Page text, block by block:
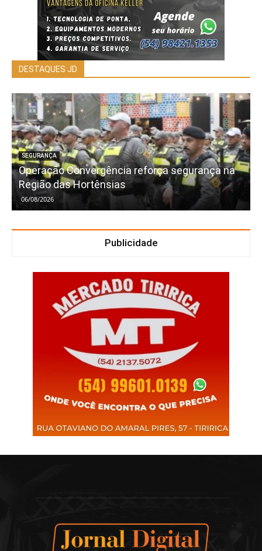
DESTAQUES JD
SEGURANÇA
Operação Convergência reforça segurança na
Região das Hortênsias
06/08/2026
Publicidade